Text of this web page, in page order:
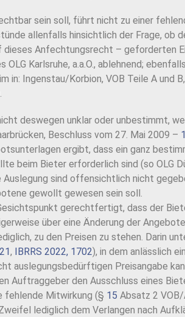
sein soll, führt nicht zu einer
allenfalls hinsichtlich der Frage,
Anfechtungsrecht – geforderten
Karlsruhe, a.a.O., ablehnend;
in: Ingenstau/Korbion, VOB Teile A und
deswegen unklar oder unbestimmt,
Beschluss vom 27. Mai 2009 –
ergibt, dass ein ganz
beim Bieter erforderlich sind (so OLG
sind offensichtlich nicht
gewollt gewesen sein soll.
gerechtfertigt, dass der
über eine Änderung der
zu den Preisen zu stehen. Darin
, IBRRS 2022, 1702), in dem anlässlich
auslegungsbedürftigen Preisangabe
Auftraggeber den Ausschluss eines
fehlende Mitwirkung (§ 15 Absatz 2
lediglich dem Verlangen nach